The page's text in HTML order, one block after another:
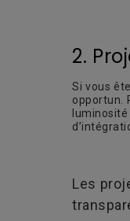
2.
Si vous
opportun.
Les